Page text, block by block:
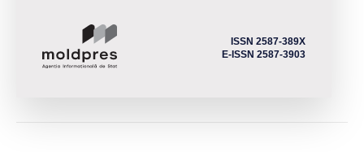
ISSN 2587-389X
E-ISSN 2587-3903